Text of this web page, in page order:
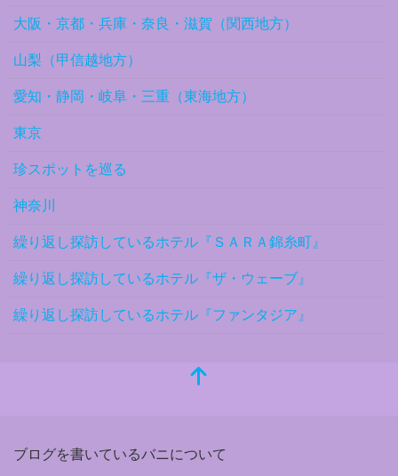
大阪・京都・兵庫・奈良・滋賀（関西地方）
山梨（甲信越地方）
愛知・静岡・岐阜・三重（東海地方）
東京
珍スポットを巡る
神奈川
繰り返し探訪しているホテル『ＳＡＲＡ錦糸町』
繰り返し探訪しているホテル『ザ・ウェーブ』
繰り返し探訪しているホテル『ファンタジア』
ブログを書いているバニについて